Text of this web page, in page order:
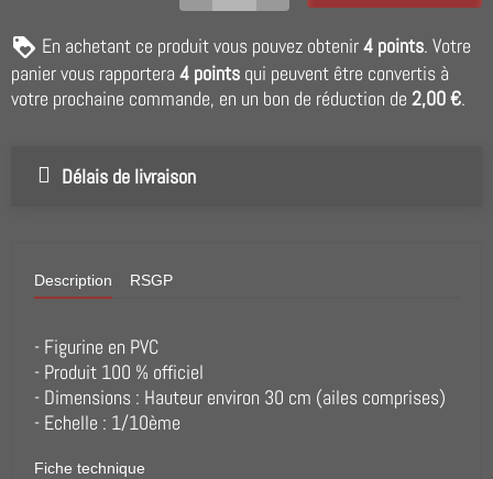
En achetant ce produit vous pouvez obtenir4 points. Votre
panier vous rapportera 4 points qui peuvent être convertis à
votre prochaine commande, en un bon de réduction de 2,00 €.
Délais de livraison
Description RSGP
- Figurine en PVC
- Produit 100 % officiel
- Dimensions : Hauteur environ 30 cm (ailes comprises)
- Echelle : 1/10ème
Fiche technique